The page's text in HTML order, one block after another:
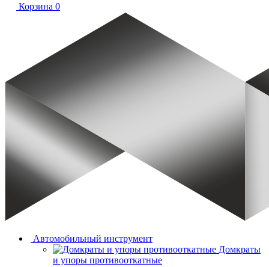
Корзина 0
Автомобильный инструмент
Домкраты
и упоры противооткатные